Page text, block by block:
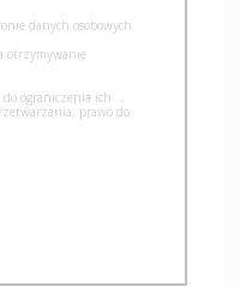
danych osobowych
otrzymywanie
ograniczenia ich
prawo do